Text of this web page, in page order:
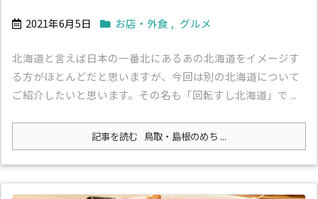
2021年6月5日 お店・外食 , グルメ
北海道と言えば日本の一番北にあるあの北海道をイメージす
る方がほとんどだと思いますが、今回は別の北海道について
ご紹介したいと思います。その名も「回転すし北海道」で ...
記事を読む 鳥取・島根のめち ...